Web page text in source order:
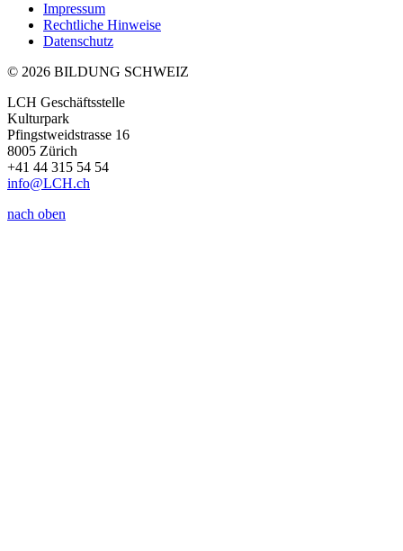
Impressum
Rechtliche Hinweise
Datenschutz
© 2026 BILDUNG SCHWEIZ
LCH Geschäftsstelle
Kulturpark
Pfingstweidstrasse 16
8005 Zürich
+41 44 315 54 54
info@LCH.ch
nach oben